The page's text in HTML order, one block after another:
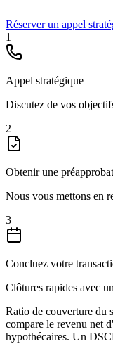
Réserver un appel
1
Appel stratégique
Discutez de vos
2
Obtenir une
Nous vous mettons en
3
Concluez votre
Clôtures rapides avec
Ratio de couverture du
compare le revenu net
hypothécaires. Un